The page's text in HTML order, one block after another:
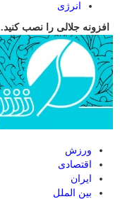
انرژی
افزونه جلالی را نصب کنید.
ورزش
اقتصادی
ایران
بین الملل